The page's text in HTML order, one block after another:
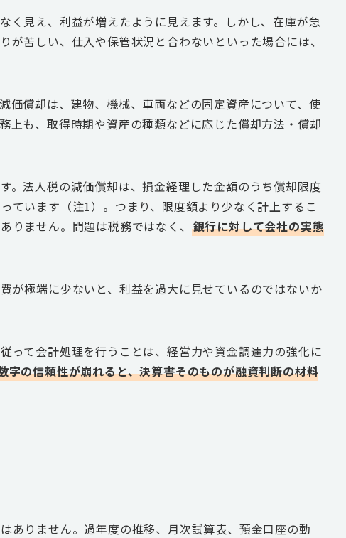
く見え、利益が増えたように見えます。しかし、在庫が急
が苦しい、仕入や保管状況と合わないといった場合には、
価償却は、建物、機械、車両などの固定資産について、使
上も、取得時期や資産の種類などに応じた償却方法・償却
。法人税の減価償却は、損金経理した金額のうち償却限度
ています（注1）。つまり、限度額より少なく計上するこ
りません。問題は税務ではなく、 銀行に対して会社の実態
が極端に少ないと、利益を過大に見せているのではないか
って会計処理を行うことは、経営力や資金調達力の強化に
字の信頼性が崩れると、決算書そのものが融資判断の材料
ありません。過年度の推移、月次試算表、預金口座の動